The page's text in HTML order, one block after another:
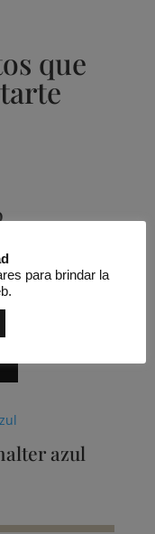
que
variantes.azul
para brindar la